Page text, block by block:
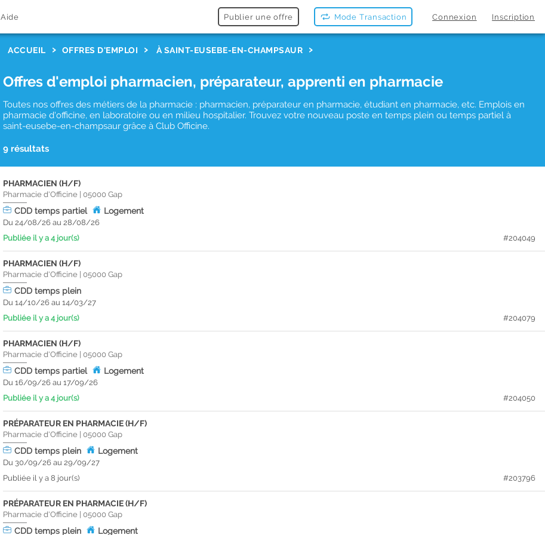
Aide Publier une offre Mode Transaction Connexion Inscription
ACCUEIL OFFRES D'EMPLOI À SAINT-EUSEBE-EN-CHAMPSAUR
Offres d'emploi pharmacien, préparateur, apprenti en pharmacie
Toutes nos offres des métiers de la pharmacie : pharmacien, préparateur en pharmacie, étudiant en pharmacie, etc. Emplois en
pharmacie d'officine, en laboratoire ou en milieu hospitalier. Trouvez votre nouveau poste en temps plein ou temps partiel à
saint-eusebe-en-champsaur grâce à Club Officine.
9 résultats
PHARMACIEN (H/F)
Pharmacie d'Officine |05000Gap
CDDtemps partiel Logement
Du 24/08/26 au 28/08/26
Publiée il y a 4 jour(s)
#204049
PHARMACIEN (H/F)
Pharmacie d'Officine |05000Gap
CDDtemps plein
Du 14/10/26 au 14/03/27
Publiée il y a 4 jour(s)
#204079
PHARMACIEN (H/F)
Pharmacie d'Officine |05000Gap
CDDtemps partiel Logement
Du 16/09/26 au 17/09/26
Publiée il y a 4 jour(s)
#204050
PRÉPARATEUR EN PHARMACIE (H/F)
Pharmacie d'Officine |05000Gap
CDDtemps plein Logement
Du 30/09/26 au 29/09/27
Publiée il y a 8 jour(s)
#203796
PRÉPARATEUR EN PHARMACIE (H/F)
Pharmacie d'Officine |05000Gap
CDDtemps plein Logement